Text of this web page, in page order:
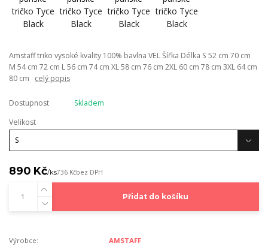
Amstaff triko vysoké kvality 100% bavlna VEL Šířka Délka S 52 cm 70 cm
M 54 cm 72 cm L 56 cm 74 cm XL 58 cm 76 cm 2XL 60 cm 78 cm 3XL 64 cm
80 cm celý popis
Dostupnost
Skladem
Velikost
890 Kč/ks736 Kčbez DPH
Přidat do košíku
Výrobce:
AMSTAFF